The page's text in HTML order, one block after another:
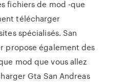
fichiers de mod -que
télécharger
spécialisés. San
propose également des
mod que vous allez
Gta San Andreas